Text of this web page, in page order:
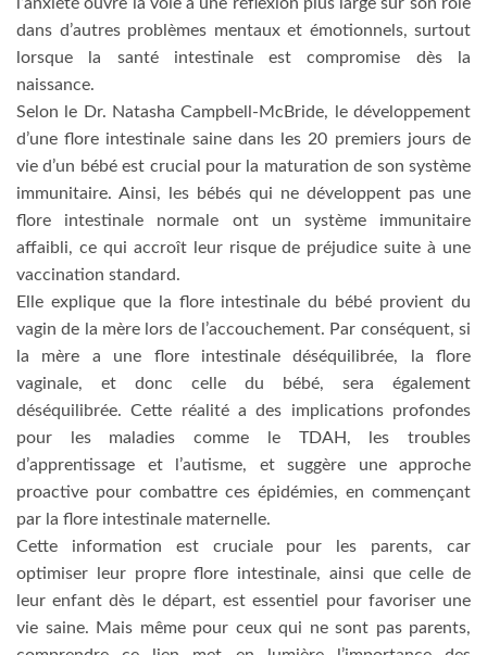
l’anxiété ouvre la voie à une réflexion plus large sur son rôle
dans d’autres problèmes mentaux et émotionnels, surtout
lorsque la santé intestinale est compromise dès la
naissance.
Selon le Dr. Natasha Campbell-McBride, le développement
d’une flore intestinale saine dans les 20 premiers jours de
vie d’un bébé est crucial pour la maturation de son système
immunitaire. Ainsi, les bébés qui ne développent pas une
flore intestinale normale ont un système immunitaire
affaibli, ce qui accroît leur risque de préjudice suite à une
vaccination standard.
Elle explique que la flore intestinale du bébé provient du
vagin de la mère lors de l’accouchement. Par conséquent, si
la mère a une flore intestinale déséquilibrée, la flore
vaginale, et donc celle du bébé, sera également
déséquilibrée. Cette réalité a des implications profondes
pour les maladies comme le TDAH, les troubles
d’apprentissage et l’autisme, et suggère une approche
proactive pour combattre ces épidémies, en commençant
par la flore intestinale maternelle.
Cette information est cruciale pour les parents, car
optimiser leur propre flore intestinale, ainsi que celle de
leur enfant dès le départ, est essentiel pour favoriser une
vie saine. Mais même pour ceux qui ne sont pas parents,